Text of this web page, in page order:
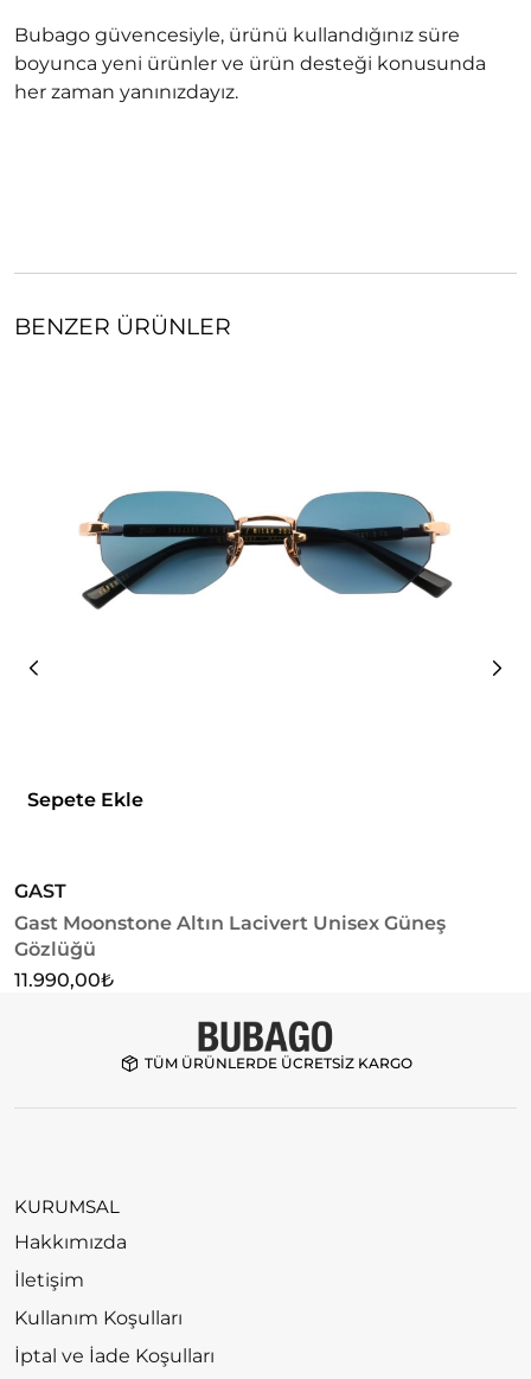
Bubago güvencesiyle, ürünü kullandığınız süre
boyunca yeni ürünler ve ürün desteği konusunda
her zaman yanınızdayız.
BENZER ÜRÜNLER
Sepete Ekle
GAST
Gast Moonstone Altın Lacivert Unisex Güneş
Gözlüğü
11.990,00₺
TÜM ÜRÜNLERDE ÜCRETSİZ KARGO
KURUMSAL
Hakkımızda
İletişim
Kullanım Koşulları
İptal ve İade Koşulları